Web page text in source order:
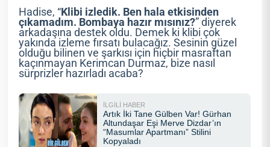
Hadise, “Klibi izledik. Ben hala etkisinden
çıkamadım. Bombaya hazır mısınız?” diyerek
arkadaşına destek oldu. Demek ki klibi çok
yakında izleme fırsatı bulacağız. Sesinin güzel
olduğu bilinen ve şarkısı için hiçbir masraftan
kaçınmayan Kerimcan Durmaz, bize nasıl
sürprizler hazırladı acaba?